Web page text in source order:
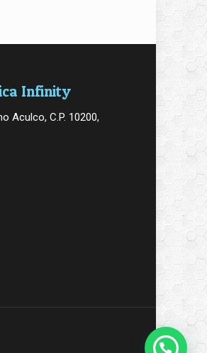
Infinity
Aculco, C.P. 10200,